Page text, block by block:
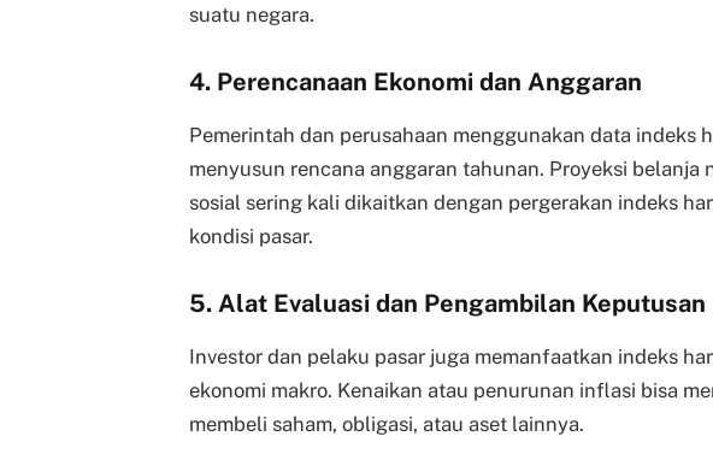
suatu negara.
4. Perencanaan Ekonomi dan Anggaran
Pemerintah dan perusahaan menggunakan data indeks
menyusun rencana anggaran tahunan. Proyeksi belanja
sosial sering kali dikaitkan dengan pergerakan indeks
kondisi pasar.
5. Alat Evaluasi dan Pengambilan
Investor dan pelaku pasar juga memanfaatkan indeks
ekonomi makro. Kenaikan atau penurunan inflasi bisa
membeli saham, obligasi, atau aset lainnya.